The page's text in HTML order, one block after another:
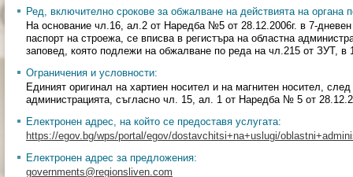
Ред, включително срокове за обжалване на действията на органа
На основание чл.16, ал.2 от Наредба №5 от 28.12.2006г. в 7-дневен
паспорт на строежа, се вписва в регистъра на областна
заповед, която подлежи на обжалване по реда на чл.215 от ЗУТ, в
Ограничения и условности:
Единият оригинал на хартиен носител и на магнитен носител,
администрацията, съгласно чл. 15, ал. 1 от Наредба № 5 от
Електронен адрес, на който се предоставя услугата:
https://egov.bg/wps/portal/egov/dostavchitsi+na+uslugi/
Електронен адрес за предложения:
governments@regionsliven.com